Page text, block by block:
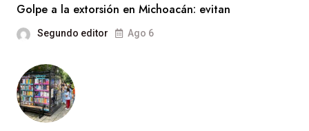
Golpe a la extorsión en Michoacán: evitan
Segundo editor Ago 6